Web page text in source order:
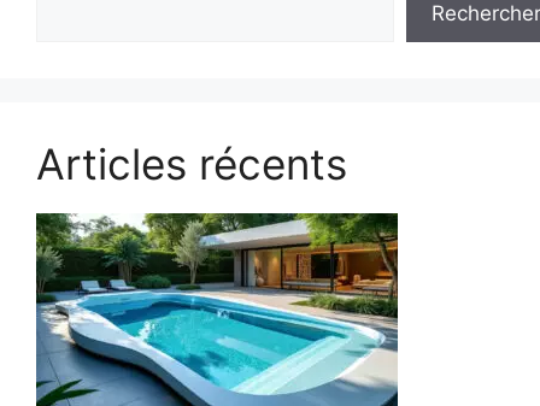
Rechercher
Articles récents